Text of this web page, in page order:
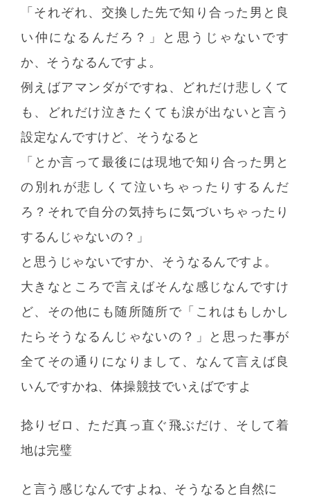
「それぞれ、交換した先で知り合った男と良
い仲になるんだろ？」と思うじゃないです
か、そうなるんですよ。
例えばアマンダがですね、どれだけ悲しくて
も、どれだけ泣きたくても涙が出ないと言う
設定なんですけど、そうなると
「とか言って最後には現地で知り合った男と
の別れが悲しくて泣いちゃったりするんだ
ろ？それで自分の気持ちに気づいちゃったり
するんじゃないの？」
と思うじゃないですか、そうなるんですよ。
大きなところで言えばそんな感じなんですけ
ど、その他にも随所随所で「これはもしかし
たらそうなるんじゃないの？」と思った事が
全てその通りになりまして、なんて言えば良
いんですかね、体操競技でいえばですよ
捻りゼロ、ただ真っ直ぐ飛ぶだけ、そして着
地は完璧
と言う感じなんですよね、そうなると自然に